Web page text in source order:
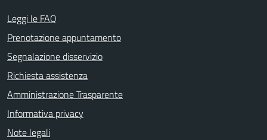
Leggi le FAQ
Prenotazione appuntamento
Segnalazione disservizio
Richiesta assistenza
Amministrazione Trasparente
Informativa privacy
Note legali